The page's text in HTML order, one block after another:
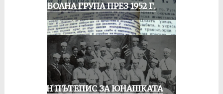
ФУТБОЛНА ГРУПА ПРЕЗ 1952 Г.
ЕДИН ПЪТЕПИС ЗА ЮНАШКАТА